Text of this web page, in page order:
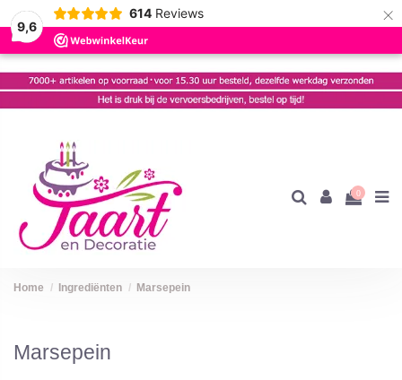
9,6
614 Reviews ×
0
Home Ingrediënten Marsepein
Marsepein